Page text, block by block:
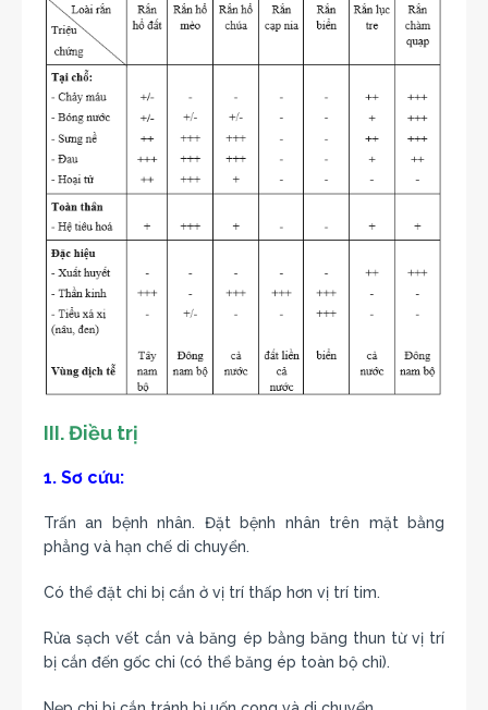
III. Điều trị
1. Sơ cứu:
Trấn an bệnh nhân. Đặt bệnh nhân trên mặt bằng
phẳng và hạn chế di chuyển.
Có thể đặt chi bị cắn ở vị trí thấp hơn vị trí tim.
Rửa sạch vết cắn và băng ép bằng băng thun từ vị trí
bị cắn đến gốc chi (có thể băng ép toàn bộ chi).